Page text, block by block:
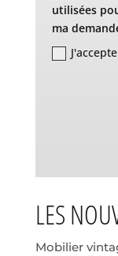
utilisées
ma
J'accepte
LES
Mobilier